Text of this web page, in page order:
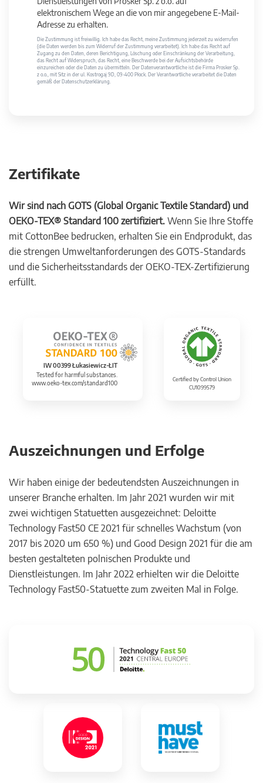
elektronischem Wege an die von mir angegebene E-Mail-
Adresse zu erhalten.
Die Zustimmung ist freiwillig. Ich habe das Recht, meine Zustimmung jederzeit zu widerrufen
(die Daten werden bis zum Widerruf der Zustimmung verarbeitet). Ich habe das Recht auf
Zugang zu den Daten, deren Berichtigung, Löschung oder Einschränkung der Verarbeitung,
das Recht auf Widerspruch, das Recht, eine Beschwerde bei der Aufsichtsbehörde
einzureichen oder die Daten zu übermitteln. Der Datenverantwortliche ist die Firma Prosker Sp.
z o.o., mit Sitz in der ul. Kostrogaj 9D, 09-400 Płock. Der Verantwortliche verarbeitet die Daten
gemäß der Datenschutzerklärung.
Zertifikate
Wir sind nach GOTS (Global Organic Textile Standard) und
OEKO-TEX® Standard 100 zertifiziert. Wenn Sie Ihre Stoffe
mit CottonBee bedrucken, erhalten Sie ein Endprodukt, das
die strengen Umweltanforderungen des GOTS-Standards
und die Sicherheitsstandards der OEKO-TEX-Zertifizierung
erfüllt.
IW 00399 Łukasiewicz-ŁIT
Tested for harmful substances.
www.oeko-tex.com/standard100
Certified by Control Union
CU1099579
Auszeichnungen und Erfolge
Wir haben einige der bedeutendsten Auszeichnungen in
unserer Branche erhalten. Im Jahr 2021 wurden wir mit
zwei wichtigen Statuetten ausgezeichnet: Deloitte
Technology Fast50 CE 2021 für schnelles Wachstum (von
2017 bis 2020 um 650 %) und Good Design 2021 für die am
besten gestalteten polnischen Produkte und
Dienstleistungen. Im Jahr 2022 erhielten wir die Deloitte
Technology Fast50-Statuette zum zweiten Mal in Folge.